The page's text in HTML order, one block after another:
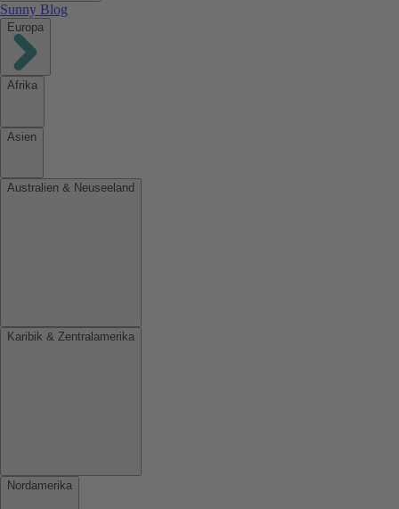
Sunny Blog
Europa
Afrika
Asien
Australien & Neuseeland
Karibik & Zentralamerika
Nordamerika